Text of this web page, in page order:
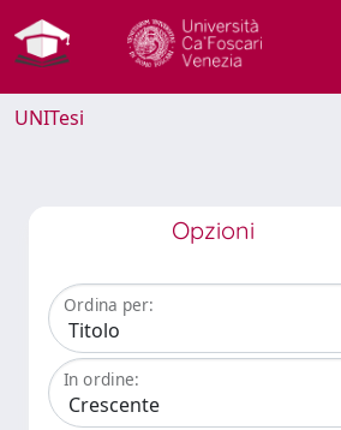
UNITesi
Opzioni
Ordina per:
In ordine: